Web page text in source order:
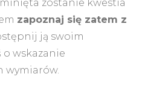
zostanie kwestia
zapoznaj się zatem z
ją swoim
wskazanie
wymiarów.